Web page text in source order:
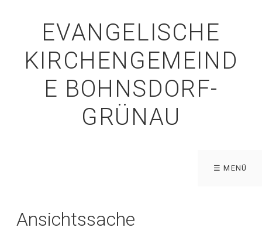
EVANGELISCHE
KIRCHENGEMEIND
E BOHNSDORF-
GRÜNAU
☰ MENÜ
Ansichtssache